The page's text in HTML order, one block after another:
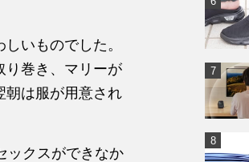
いものでした。
り巻き、マリーが
朝は服が用意され
ックスができなか